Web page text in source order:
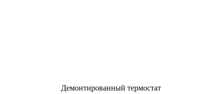
Демонтированный термостат